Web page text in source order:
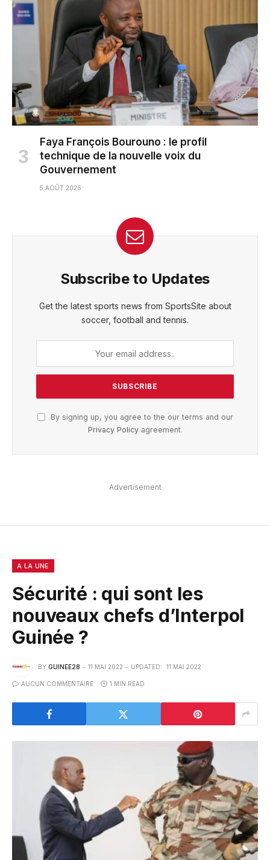
Faya François Bourouno : le profil
technique de la nouvelle voix du
Gouvernement
5 AOÛT 2026
Subscribe to Updates
Get the latest sports news from SportsSite about
soccer, football and tennis.
By signing up, you agree to the our terms and our
Privacy Policyagreement.
Advertisement
A LA UNE
Sécurité : qui sont les
nouveaux chefs d’Interpol
Guinée ?
BY GUINEE28 11 MAI 2022 UPDATED: 11 MAI 2022
AUCUN COMMENTAIRE 1 MIN READ